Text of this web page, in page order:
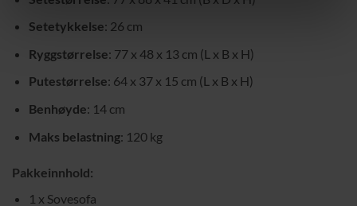
Setetykkelse: 26 cm
Ryggstørrelse: 77 x 48 x 13 cm (L x B x H)
Putestørrelse: 64 x 37 x 15 cm (L x B x H)
Benhøyde: 14 cm
Maks belastning: 120 kg
Pakkeinnhold:
1 x Sovesofa